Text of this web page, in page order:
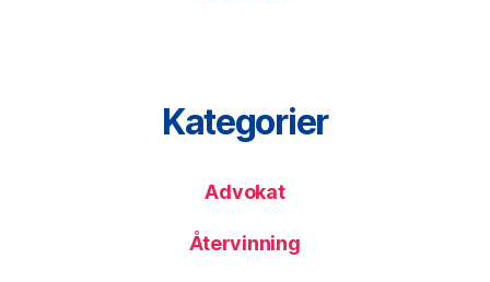
Kategorier
Advokat
Återvinning